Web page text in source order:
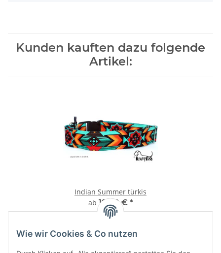
Kunden kauften dazu folgende
Artikel:
Indian Summer türkis
ab 19,00 € *
Wie wir Cookies & Co nutzen